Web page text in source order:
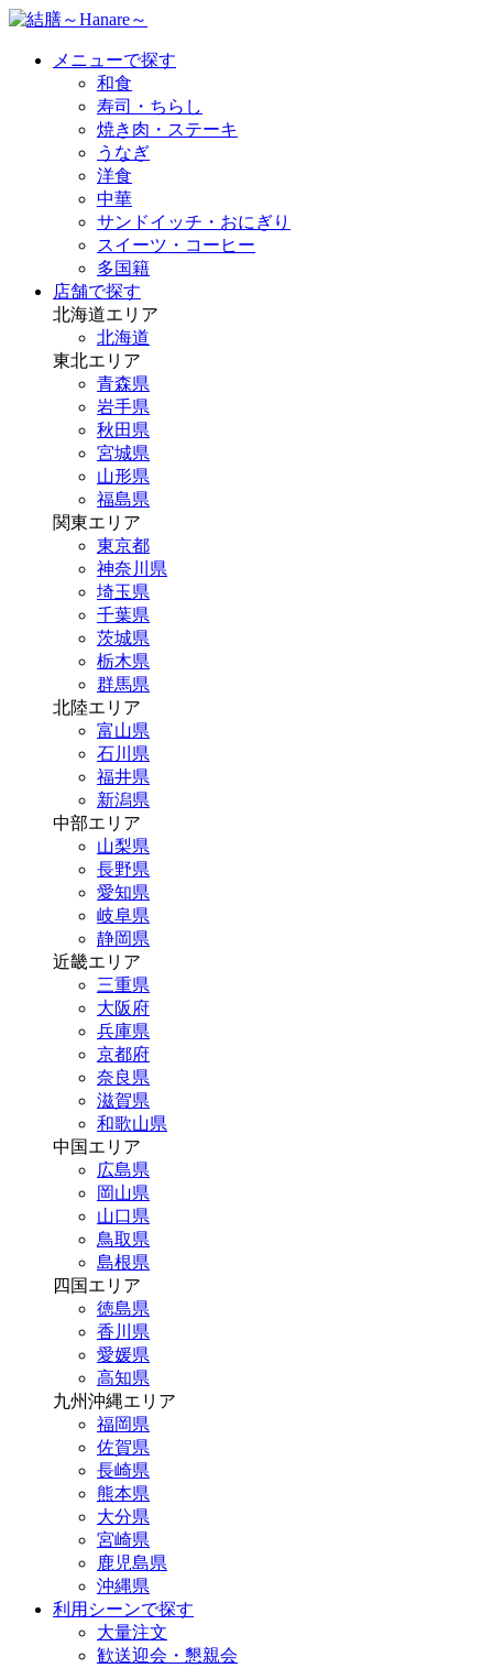
メニューで探す
和食
寿司・ちらし
焼き肉・ステーキ
うなぎ
洋食
中華
サンドイッチ・おにぎり
スイーツ・コーヒー
多国籍
店舗で探す
北海道エリア
北海道
東北エリア
青森県
岩手県
秋田県
宮城県
山形県
福島県
関東エリア
東京都
神奈川県
埼玉県
千葉県
茨城県
栃木県
群馬県
北陸エリア
富山県
石川県
福井県
新潟県
中部エリア
山梨県
長野県
愛知県
岐阜県
静岡県
近畿エリア
三重県
大阪府
兵庫県
京都府
奈良県
滋賀県
和歌山県
中国エリア
広島県
岡山県
山口県
鳥取県
島根県
四国エリア
徳島県
香川県
愛媛県
高知県
九州沖縄エリア
福岡県
佐賀県
長崎県
熊本県
大分県
宮崎県
鹿児島県
沖縄県
利用シーンで探す
大量注文
歓送迎会・懇親会